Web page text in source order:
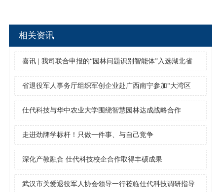
相关资讯
喜讯 | 我司联合申报的“园林问题识别智能体”入选湖北省
省退役军人事务厅组织军创企业赴广西南宁参加“大湾区
大赛活动
仕代科技与华中农业大学围绕智慧园林达成战略合作
走进劲牌学标杆！只做一件事、与自己竞争
深化产教融合 仕代科技校企合作取得丰硕成果
武汉市关爱退役军人协会领导一行莅临仕代科技调研指导